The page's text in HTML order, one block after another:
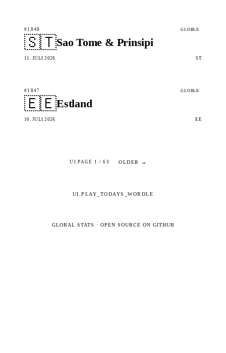
#1848 GLOBLE
🇸🇹Sao Tome & Prinsipi
11. JULI 2026 ST
#1847 GLOBLE
🇪🇪Estland
10. JULI 2026 EE
UI.PAGE 1 / 63 OLDER →
UI.PLAY_TODAYS_WORDLE
GLOBAL STATS · OPEN SOURCE ON GITHUB